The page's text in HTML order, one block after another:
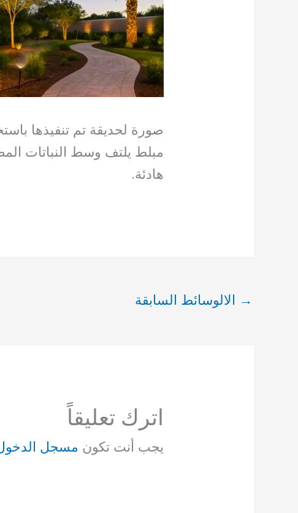
صورة لحديقة تم تنفيذها
مبلط يلتف وسط النباتات
هادئة.
→ الالوسائط السابقة
اترك تعليقاً
يجب أنت تكون مسجل